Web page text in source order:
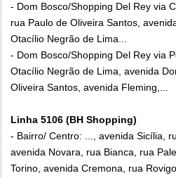
- Dom Bosco/Shopping Del Rey via
rua Paulo de Oliveira Santos,
Otacílio Negrão de Lima...
- Dom Bosco/Shopping Del Rey via
Otacílio Negrão de Lima, avenida
Oliveira Santos, avenida Fleming,...
Linha 5106 (BH Shopping)
- Bairro/ Centro: ..., avenida Sicília,
avenida Novara, rua Bianca, rua
Torino, avenida Cremona, rua